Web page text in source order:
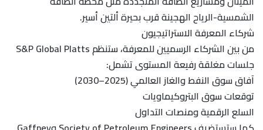
الشمسية-الرياح الهجينة قرب بحيرة ألتين أسير.
شركاء المعرفة الاستراتيجيون
من بين الشركاء الرسميين للمعرفة، ستنظم S&P Global Platts
جلسات مغلقة رفيعة المستوى تشمل:
آفاق سوق النفط والغاز العالمي (2025–2030)
توقعات سوق البتروكيماويات
السلع الرقمية ومنصات التداول